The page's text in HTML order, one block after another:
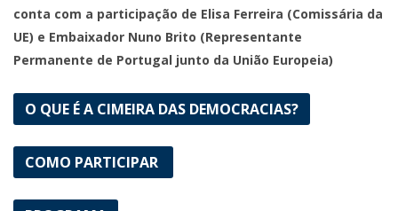
conta com a participação de Elisa Ferreira (Comissária da
UE) e Embaixador Nuno Brito (Representante
Permanente de Portugal junto da União Europeia)
O QUE É A CIMEIRA DAS DEMOCRACIAS?
COMO PARTICIPAR